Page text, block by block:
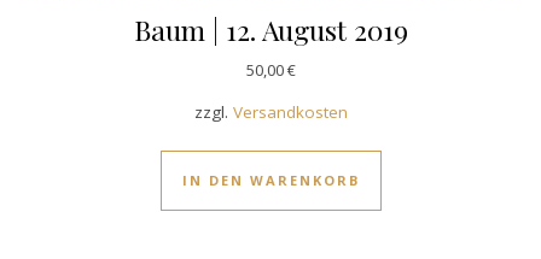
Baum | 12. August 2019
50,00€
zzgl. Versandkosten
IN DEN WARENKORB